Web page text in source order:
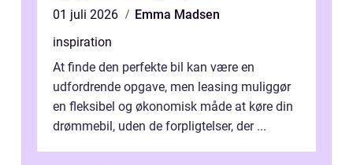
01 juli 2026
Emma Madsen
inspiration
At finde den perfekte bil kan være en
udfordrende opgave, men leasing muliggør
en fleksibel og økonomisk måde at køre din
drømmebil, uden de forpligtelser, der ...